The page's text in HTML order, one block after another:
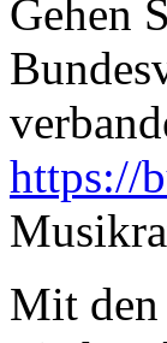
Gehen
https://
Mit den